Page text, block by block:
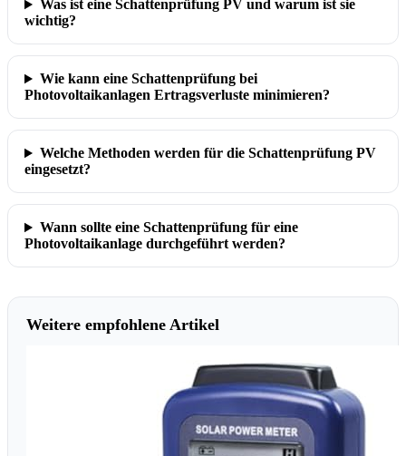
Was ist eine Schattenprüfung PV und warum ist sie
wichtig?
Wie kann eine Schattenprüfung bei
Photovoltaikanlagen Ertragsverluste minimieren?
Welche Methoden werden für die Schattenprüfung PV
eingesetzt?
Wann sollte eine Schattenprüfung für eine
Photovoltaikanlage durchgeführt werden?
Weitere empfohlene Artikel